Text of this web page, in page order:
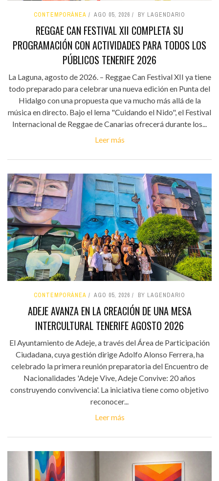
CONTEMPORÁNEA AGO 05, 2026 BY LAGENDARIO
REGGAE CAN FESTIVAL XII COMPLETA SU
PROGRAMACIÓN CON ACTIVIDADES PARA TODOS LOS
PÚBLICOS TENERIFE 2026
La Laguna, agosto de 2026. – Reggae Can Festival XII ya tiene
todo preparado para celebrar una nueva edición en Punta del
Hidalgo con una propuesta que va mucho más allá de la
música en directo. Bajo el lema "Cuidando el Nido", el Festival
Internacional de Reggae de Canarias ofrecerá durante los...
Leer más
CONTEMPORÁNEA AGO 05, 2026 BY LAGENDARIO
ADEJE AVANZA EN LA CREACIÓN DE UNA MESA
INTERCULTURAL TENERIFE AGOSTO 2026
El Ayuntamiento de Adeje, a través del Área de Participación
Ciudadana, cuya gestión dirige Adolfo Alonso Ferrera, ha
celebrado la primera reunión preparatoria del Encuentro de
Nacionalidades 'Adeje Vive, Adeje Convive: 20 años
construyendo convivencia'. La iniciativa tiene como objetivo
reconocer...
Leer más